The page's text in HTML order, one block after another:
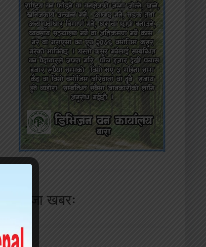
ताजा खबरः